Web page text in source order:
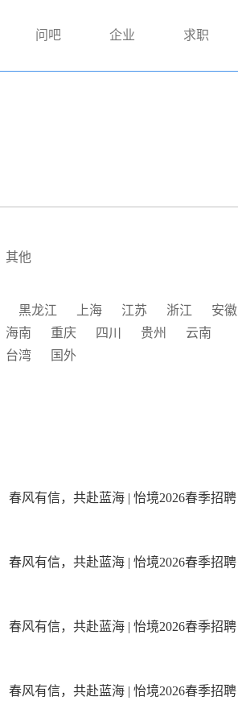
问吧 企业 求职
其他
黑龙江 上海 江苏 浙江
安徽
海南 重庆 四川 贵州
云南
台湾 国外
春风有信，共赴蓝海 | 怡境2026春季招聘
春风有信，共赴蓝海 | 怡境2026春季招聘
春风有信，共赴蓝海 | 怡境2026春季招聘
春风有信，共赴蓝海 | 怡境2026春季招聘